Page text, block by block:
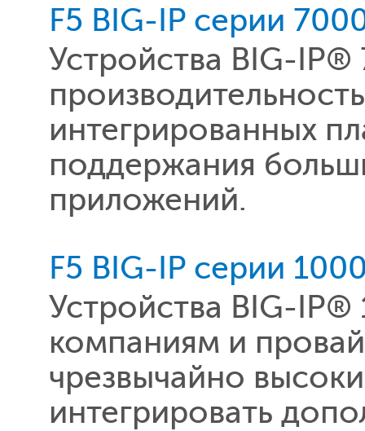
F5 BIG-IP серии
Устройства BIG-
интегрированных
поддержания
приложений.
F5 BIG-IP серии
Устройства BIG-
компаниям и
чрезвычайно
интегрировать